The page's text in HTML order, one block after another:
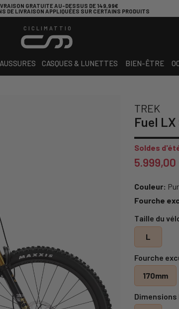
GRATUITE AU-DESSUS DE 149,99€
DE LIVRAISON APPLIQUÉES SUR CERTAINS PRODUITS
CICLIMATTIO
CASQUES & LUNETTES BIEN-ÊTRE
TREK
Fuel LX
Soldes
5.999,00
Couleur:
Fourche
Taille du
L
Fourche
170mm
Dimensions